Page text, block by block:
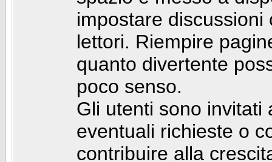
impostare
lettori. Riempire
quanto divertente
poco senso.
Gli utenti sono invitati
eventuali richieste o
contribuire alla